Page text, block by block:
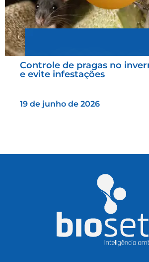
Controle de pragas no
e evite infestações
19 de junho de 2026